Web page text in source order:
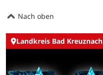
Nach oben
Landkreis Bad Kreuznach